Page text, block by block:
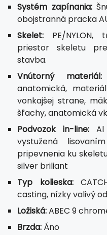
Systém zapínania:
obojstranná pracka
Skelet: PE/NYLON,
priestor skeletu
stavba.
Vnútorný materiál:
anatomická,
vonkajšej strane,
šľachy, anatomická
Podvozok in-line:Al
vystužená
pripevnenia ku
silver briliant
Typ kolieska:
casting, nízky valivý
Ložiská:ABEC 9
Brzda: Áno